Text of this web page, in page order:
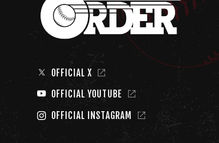
OFFICIAL X
OFFICIAL YOUTUBE
OFFICIAL INSTAGRAM